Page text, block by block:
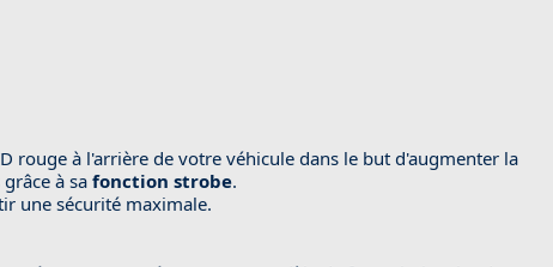
rouge à l'arrière de votre véhicule dans le but d'augmenter la
à sa fonction strobe.
une sécurité maximale.